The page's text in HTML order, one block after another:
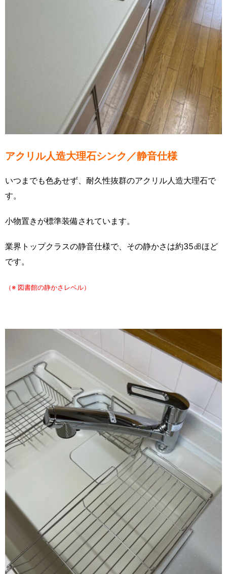
アクリル人造大理石シンク／静音仕様
いつまでも色あせず、耐久性抜群のアクリル人造大理石で
す。
小物置きが標準装備されています。
業界トップクラスの静音仕様で、その静かさは約35㏈ほど
です。
（※ 図書館の静かさレベル）